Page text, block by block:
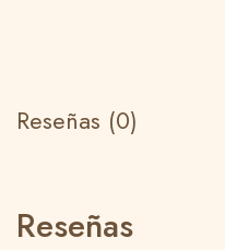
Reseñas (0)
Reseñas